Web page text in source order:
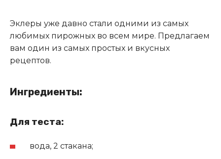
Эклеры уже давно стали одними из самых
любимых пирожных во всем мире. Предлагаем
вам один из самых простых и вкусных
рецептов.
Ингредиенты:
Для теста:
вода, 2 стакана;